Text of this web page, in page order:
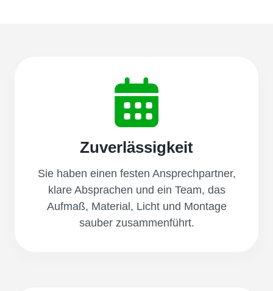
Zuverlässigkeit
Sie haben einen festen Ansprechpartner,
klare Absprachen und ein Team, das
Aufmaß, Material, Licht und Montage
sauber zusammenführt.